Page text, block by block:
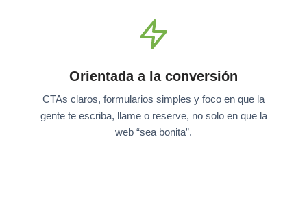
Orientada a la conversión
CTAs claros, formularios simples y foco en que la
gente te escriba, llame o reserve, no solo en que la
web “sea bonita”.